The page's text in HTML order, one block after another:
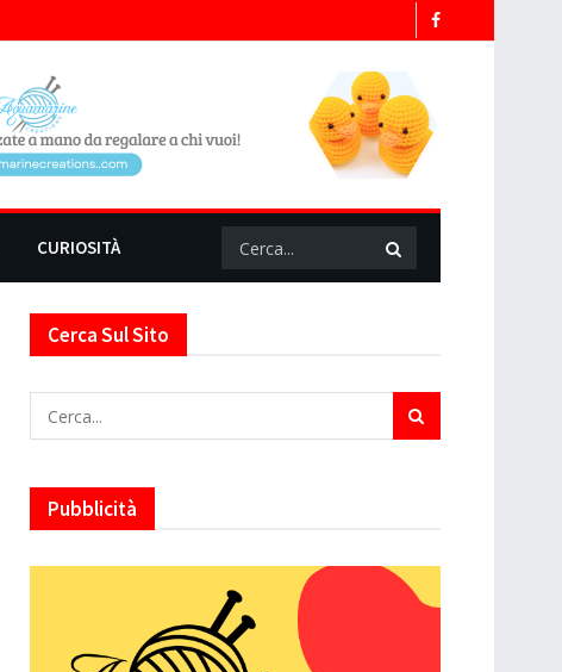
CURIOSITÀ
Cerca Sul Sito
Pubblicità